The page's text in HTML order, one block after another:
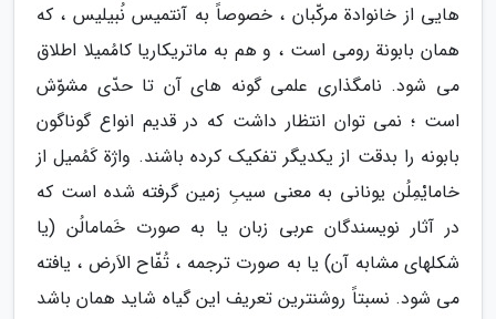
هایی از خانوادة مرکّبان ، خصوصاً به آنتمیس نُبیلیس ، که
همان بابونة رومی است ، و هم به ماتریکاریا کامُمیلا اطلاق
می شود. نامگذاری علمی گونه های آن تا حدّی مشوّش
است ؛ نمی توان انتظار داشت که در قدیم انواع گوناگون
بابونه را بدقت از یکدیگر تفکیک کرده باشند. واژة کَمُمیل از
خامایْمِلُن یونانی به معنی سیبِ زمین گرفته شده است که
در آثار نویسندگان عربی زبان یا به صورت خَمامالُن (یا
شکلهای مشابه آن) یا به صورت ترجمه ، تُفّاح الاَرض ، یافته
می شود. نسبتاً روشنترین تعریف این گیاه شاید همان باشد